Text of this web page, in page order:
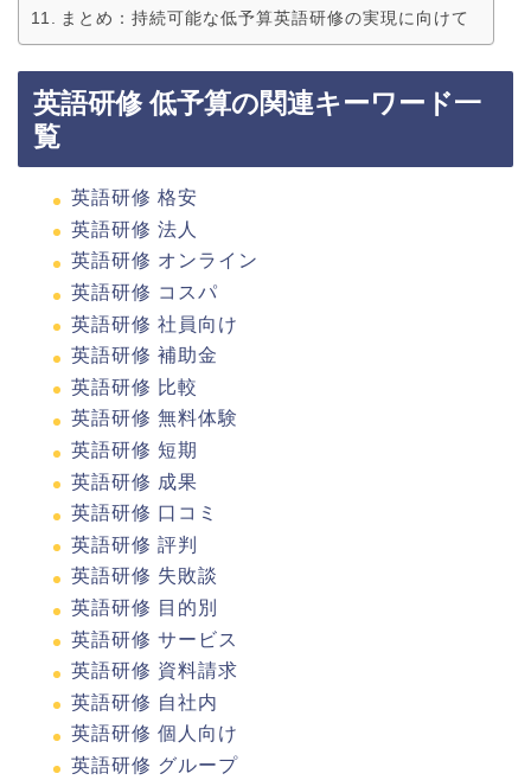
まとめ：持続可能な低予算英語研修の実現に向けて
英語研修 低予算の関連キーワード一
覧
英語研修 格安
英語研修 法人
英語研修 オンライン
英語研修 コスパ
英語研修 社員向け
英語研修 補助金
英語研修 比較
英語研修 無料体験
英語研修 短期
英語研修 成果
英語研修 口コミ
英語研修 評判
英語研修 失敗談
英語研修 目的別
英語研修 サービス
英語研修 資料請求
英語研修 自社内
英語研修 個人向け
英語研修 グループ